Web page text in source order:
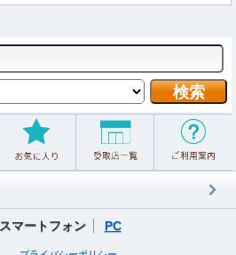
スマートフォン PC